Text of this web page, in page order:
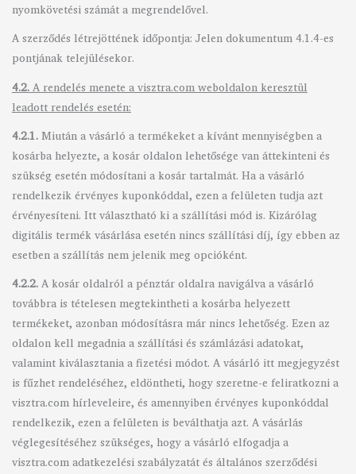
nyomkövetési számát a megrendelővel.
A szerződés létrejöttének időpontja: Jelen dokumentum 4.1.4-es
pontjának telejülésekor.
4.2.A rendelés menete a visztra.com weboldalon keresztül
leadott rendelés esetén:
4.2.1.Miután a vásárló a termékeket a kívánt mennyiségben a
kosárba helyezte, a kosár oldalon lehetősége van áttekinteni és
szükség esetén módosítani a kosár tartalmát. Ha a vásárló
rendelkezik érvényes kuponkóddal, ezen a felületen tudja azt
érvényesíteni. Itt választható ki a szállítási mód is. Kizárólag
digitális termék vásárlása esetén nincs szállítási díj, így ebben az
esetben a szállítás nem jelenik meg opcióként.
4.2.2.A kosár oldalról a pénztár oldalra navigálva a vásárló
továbbra is tételesen megtekintheti a kosárba helyezett
termékeket, azonban módosításra már nincs lehetőség. Ezen az
oldalon kell megadnia a szállítási és számlázási adatokat,
valamint kiválasztania a fizetési módot. A vásárló itt megjegyzést
is fűzhet rendeléséhez, eldöntheti, hogy szeretne-e feliratkozni a
visztra.com hírleveleire, és amennyiben érvényes kuponkóddal
rendelkezik, ezen a felületen is beválthatja azt. A vásárlás
véglegesítéséhez szükséges, hogy a vásárló elfogadja a
visztra.com adatkezelési szabályzatát és általános szerződési